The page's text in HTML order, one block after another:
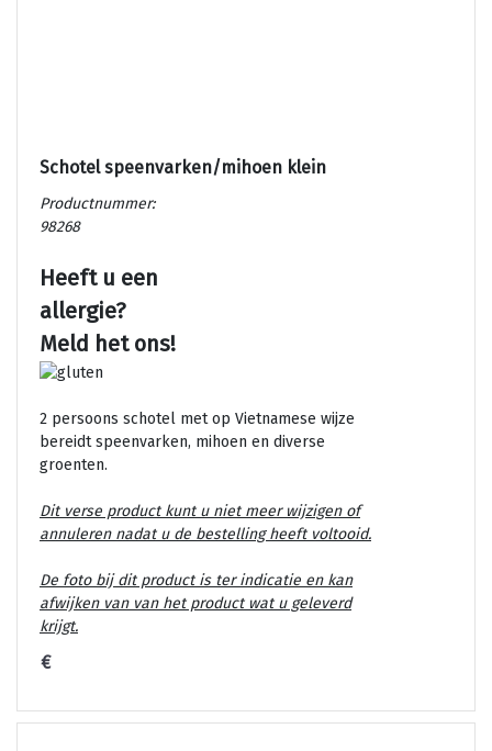
Schotel speenvarken/mihoen klein
Productnummer:
98268
Heeft u een
allergie?
Meld het ons!
2 persoons schotel met op Vietnamese wijze
bereidt speenvarken, mihoen en diverse
groenten.
Dit verse product kunt u niet meer wijzigen of
annuleren nadat u de bestelling heeft voltooid.
De foto bij dit product is ter indicatie en kan
afwijken van van het product wat u geleverd
krijgt.
€